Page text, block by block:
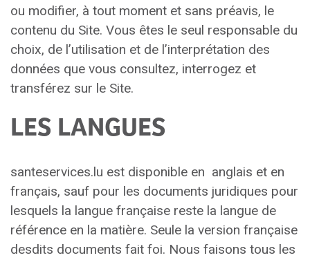
ou modifier, à tout moment et sans préavis, le
contenu du Site. Vous êtes le seul responsable du
choix, de l’utilisation et de l’interprétation des
données que vous consultez, interrogez et
transférez sur le Site.
LES LANGUES
santeservices.lu est disponible en anglais et en
français, sauf pour les documents juridiques pour
lesquels la langue française reste la langue de
référence en la matière. Seule la version française
desdits documents fait foi. Nous faisons tous les